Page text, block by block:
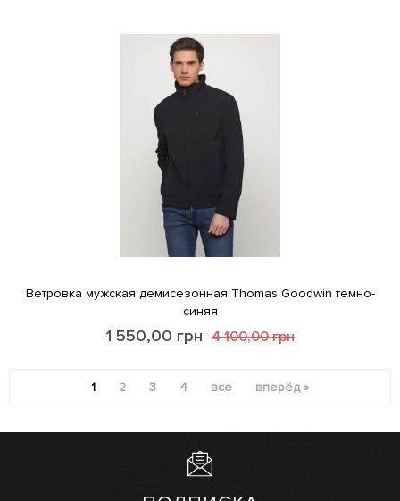
Ветровка мужская демисезонная Thomas Goodwin темно-
синяя
1 550,00 грн 4 100,00грн
1 2 3 4 все вперёд »